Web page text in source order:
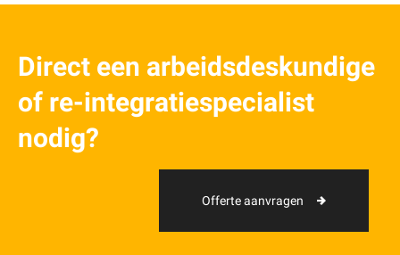
Direct een arbeidsdeskundige
of re-integratiespecialist
nodig?
Offerte aanvragen